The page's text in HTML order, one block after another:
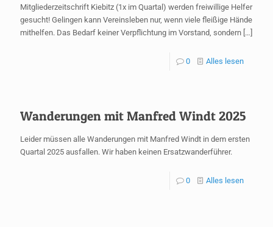
Mitgliederzeitschrift Kiebitz (1x im Quartal) werden freiwillige Helfer
gesucht! Gelingen kann Vereinsleben nur, wenn viele fleißige Hände
mithelfen. Das Bedarf keiner Verpflichtung im Vorstand, sondern […]
0 Alles lesen
Wanderungen mit Manfred Windt 2025
Leider müssen alle Wanderungen mit Manfred Windt in dem ersten
Quartal 2025 ausfallen. Wir haben keinen Ersatzwanderführer.
0 Alles lesen